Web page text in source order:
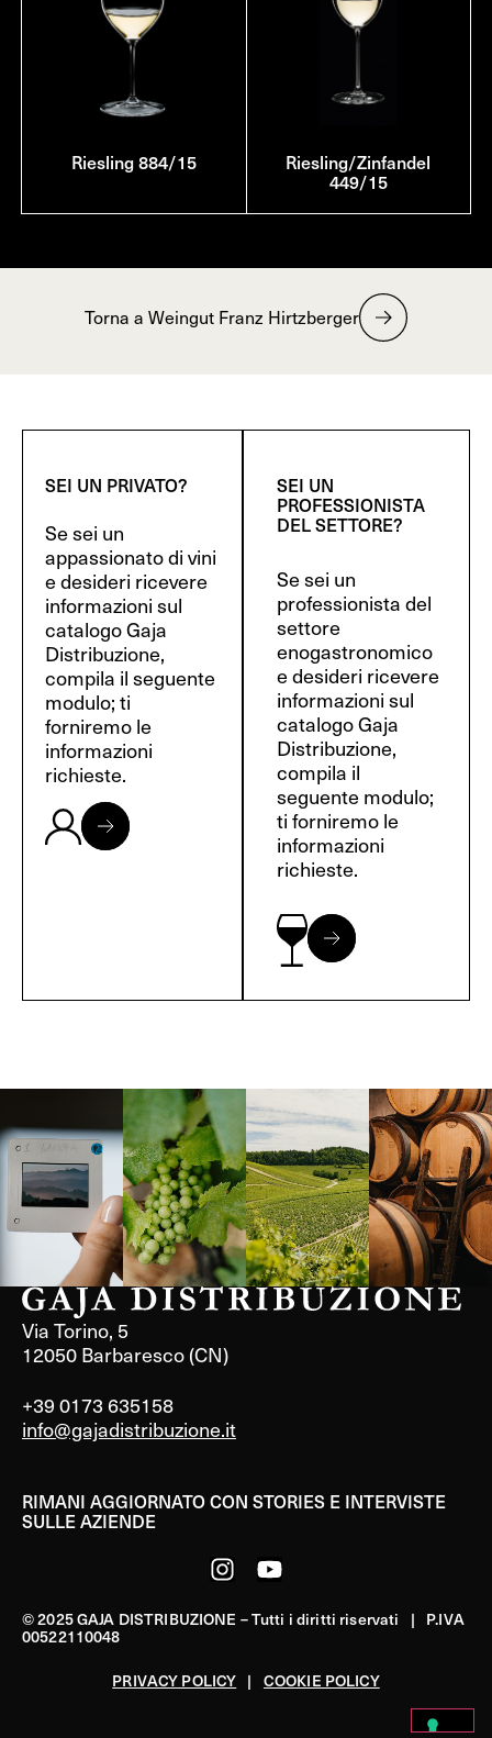
Riesling 884/15
Riesling/Zinfandel
449/15
Torna a Weingut Franz Hirtzberger
SEI UN PRIVATO?
Se sei un
appassionato di vini
e desideri ricevere
informazioni sul
catalogo Gaja
Distribuzione,
compila il seguente
modulo; ti
forniremo le
informazioni
richieste.
SEI UN
PROFESSIONISTA
DEL SETTORE?
Se sei un
professionista del
settore
enogastronomico
e desideri ricevere
informazioni sul
catalogo Gaja
Distribuzione,
compila il
seguente modulo;
ti forniremo le
informazioni
richieste.
Borgogna,
Francia
Borgogna,
Francia
Instagram
Via Torino, 5
12050 Barbaresco (CN)
+39 0173 635158
info@gajadistribuzione.it
RIMANI AGGIORNATO CON STORIES E INTERVISTE
SULLE AZIENDE
© 2025 GAJA DISTRIBUZIONE – Tutti i diritti riservati | P.IVA
00522110048
PRIVACY POLICY | COOKIE POLICY